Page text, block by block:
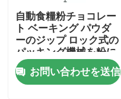
家
自動食糧粉チョコレー
ト ベーキング パウダ
ーのジップ ロック式の
パッキング機械を粉に
するため
お問い合わせを送信